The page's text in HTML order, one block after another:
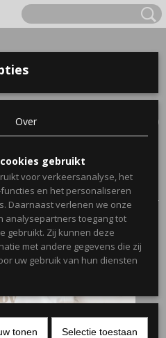
(0)
aankondiging rompertjes
rompertje baby met
Over
gebruikt
voor verkeersanalyse, het
en het personaliseren
Daarnaast verlenen we onze
analysepartners toegang tot
gebruikt. Zij kunnen deze
met andere gegevens die zij
uw gebruik van hun diensten
tonen Selectie toestaan